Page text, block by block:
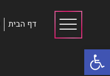
פתח סרגל נגישות
דף הבית